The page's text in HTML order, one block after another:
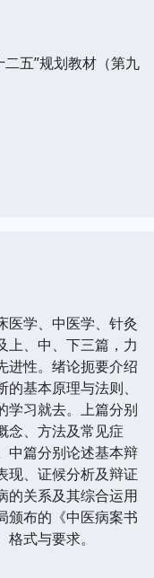
五”规划教材（第九
学、中医学、针灸
上、中、下三篇，力
进性。绪论扼要介绍
基本原理与法则、
学习就去。上篇分别
念、方法及常见症
中篇分别论述基本辩
现、证候分析及辩证
的关系及其综合运用
颁布的《中医病案书
式与要求。